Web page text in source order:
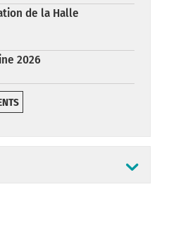
de la Halle
2026